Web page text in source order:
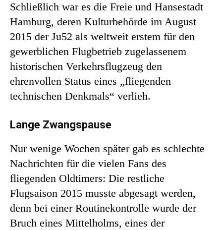
Schließlich war es die Freie und Hansestadt
Hamburg, deren Kulturbehörde im August
2015 der Ju52 als weltweit erstem für den
gewerblichen Flugbetrieb zugelassenem
historischen Verkehrsflugzeug den
ehrenvollen Status eines „fliegenden
technischen Denkmals“ verlieh.
Lange Zwangspause
Nur wenige Wochen später gab es schlechte
Nachrichten für die vielen Fans des
fliegenden Oldtimers: Die restliche
Flugsaison 2015 musste abgesagt werden,
denn bei einer Routinekontrolle wurde der
Bruch eines Mittelholms, eines der